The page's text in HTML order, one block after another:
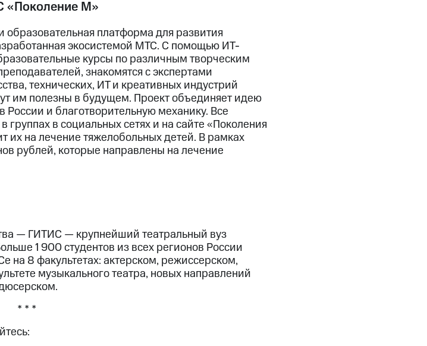
«Поколение М»
платформа для развития
экосистемой МТС. С помощью ИТ-
курсы по различным творческим
знакомятся с экспертами
технических, ИТ и креативных индустрий
им полезны в будущем. Проект объединяет идею
и благотворительную механику. Все
группах в социальных сетях и на сайте «Поколения
их на лечение тяжелобольных детей. В рамках
рублей, которые направлены на лечение
— ГИТИС — крупнейший театральный вуз
1 900 студентов из всех регионов России
на 8 факультетах: актерском, режиссерском,
музыкального театра, новых направлений
* * *